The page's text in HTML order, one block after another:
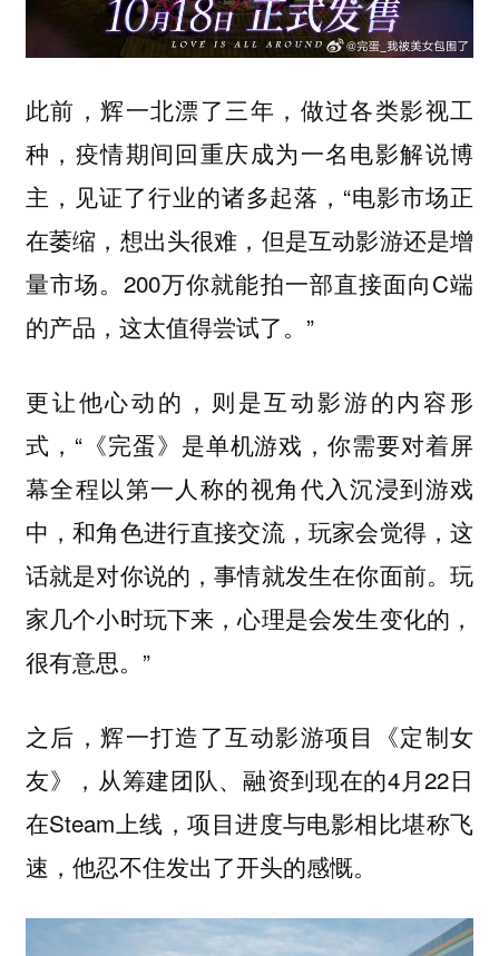
此前，辉一北漂了三年，做过各类影视工
种，疫情期间回重庆成为一名电影解说博
主，见证了行业的诸多起落，“电影市场正
在萎缩，想出头很难，但是互动影游还是增
量市场。200万你就能拍一部直接面向C端
的产品，这太值得尝试了。”
更让他心动的，则是互动影游的内容形
式，“《完蛋》是单机游戏，你需要对着屏
幕全程以第一人称的视角代入沉浸到游戏
中，和角色进行直接交流，玩家会觉得，这
话就是对你说的，事情就发生在你面前。玩
家几个小时玩下来，心理是会发生变化的，
很有意思。”
之后，辉一打造了互动影游项目《定制女
友》，从筹建团队、融资到现在的4月22日
在Steam上线，项目进度与电影相比堪称飞
速，他忍不住发出了开头的感慨。